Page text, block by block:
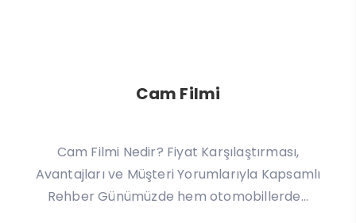
Cam Filmi
Cam Filmi Nedir? Fiyat Karşılaştırması,
Avantajları ve Müşteri Yorumlarıyla Kapsamlı
Rehber Günümüzde hem otomobillerde...